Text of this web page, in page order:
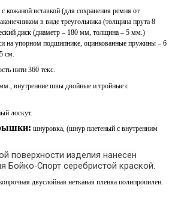
кожаной вставкой (для сохранения ремня от
в виде треугольника (толщина прута 8
диск (диаметр – 180 мм, толщина – 5 мм.)
на упорном подшипнике, оцинкованные пружины – 6
см.
нити 360 текс.
внутренние швы двойные и тройные с
лоскут.
шнуровка, (шнур плетеный с внутренним
поверхности изделия нанесен
Бойко-Спорт серебристой краской.
двуслойная нетканая пленка полипропилен.